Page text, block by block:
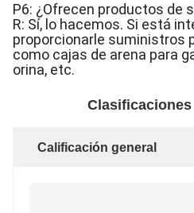
P6: ¿Ofrecen productos de
R: Sí, lo hacemos. Si está
proporcionarle suministros
como cajas de arena para
orina, etc.
Calificación general